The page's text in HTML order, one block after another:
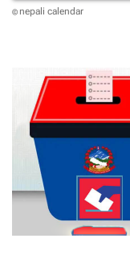
© nepali calendar